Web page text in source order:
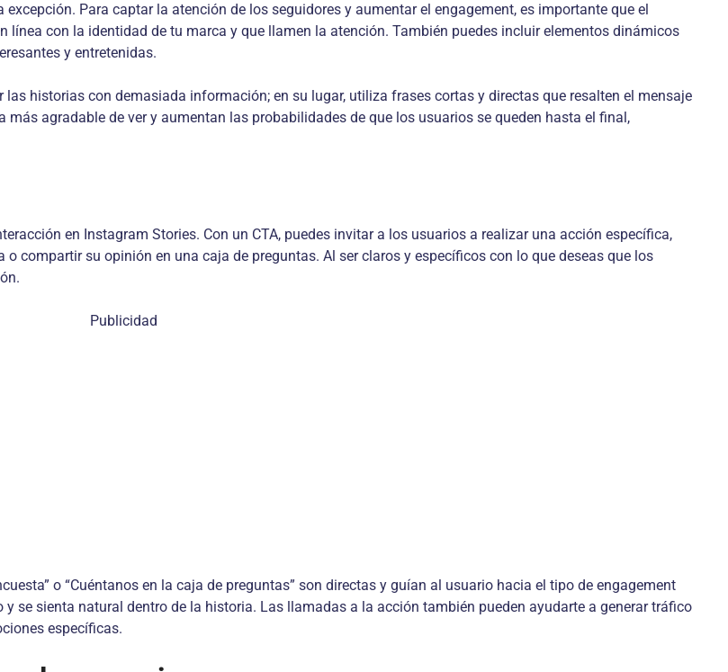
Para captar la atención de los seguidores y aumentar el engagement, es importante que el
línea con la identidad de tu marca y que llamen la atención. También puedes incluir elementos dinámicos
y entretenidas.
historias con demasiada información; en su lugar, utiliza frases cortas y directas que resalten el mensaje
agradable de ver y aumentan las probabilidades de que los usuarios se queden hasta el final,
en Instagram Stories. Con un CTA, puedes invitar a los usuarios a realizar una acción específica,
compartir su opinión en una caja de preguntas. Al ser claros y específicos con lo que deseas que los
Publicidad
o “Cuéntanos en la caja de preguntas” son directas y guían al usuario hacia el tipo de engagement
y se sienta natural dentro de la historia. Las llamadas a la acción también pueden ayudarte a generar tráfico
específicas.